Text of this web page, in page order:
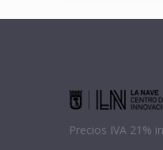
Precios IVA 21%